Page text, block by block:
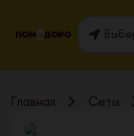
Главная Сеты